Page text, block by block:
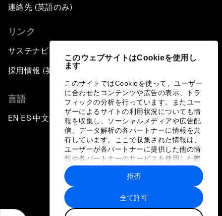
このウェブサイトはCookieを使用し
ます
このサイトではCookieを使って、ユーザー
に合わせたコンテンツや広告の表示、トラ
フィックの分析を行っています。またユー
ザーによるサイトの利用状況についても情
報を収集し、ソーシャルメディアや広告配
信、データ解析の各パートナーに情報を共
有しています。ここで収集された情報は、
ユーザーが各パートナーに提供した他の情
報や各パートナーのサービスを使用した際
に収集された情報と組み合わされ、各パー
トナーによって使用されることがありま
す。
全て許可
拒否
連絡先 (英語のみ)
リンク
サステナビリティへの取り組み
採用情報 (英語のみ)
言語
EN ▪ ES▪中文▪ 日本語
プライバシーポリシーと利用規約
サイトマップ